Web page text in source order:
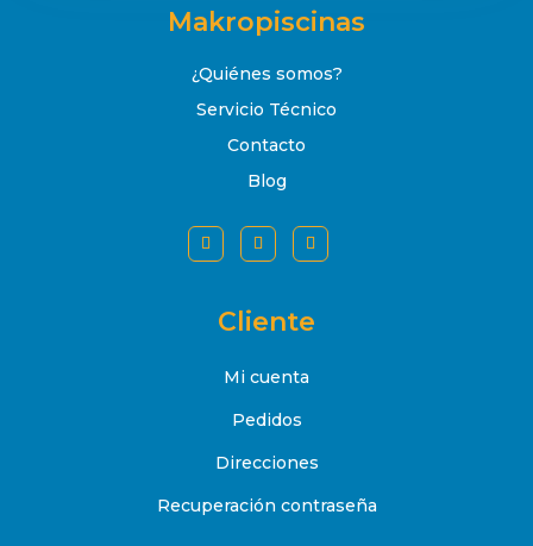
Makropiscinas
¿Quiénes somos?
Servicio Técnico
Contacto
Blog
Cliente
Mi cuenta
Pedidos
Direcciones
Recuperación contraseña